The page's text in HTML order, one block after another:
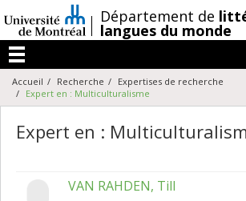
au
contenu
/Département de
langues du monde
Menu
Accueil Recherche
Expertises de recherche
Expert en : Multiculturalisme
Expert en :
VAN RAHDEN, Till